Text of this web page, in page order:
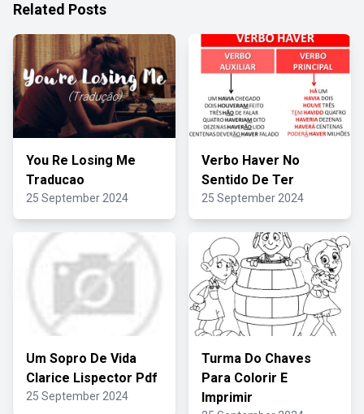
Related Posts
You Re Losing Me
Traducao
25 September 2024
Verbo Haver No
Sentido De Ter
25 September 2024
Um Sopro De Vida
Clarice Lispector Pdf
25 September 2024
Turma Do Chaves
Para Colorir E
Imprimir